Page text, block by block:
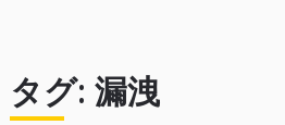
タグ: 漏洩